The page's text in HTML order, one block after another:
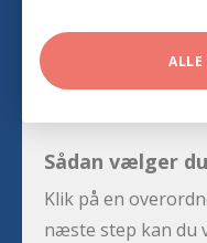
ALLE
Sådan vælger
Klik på en
næste step kan du